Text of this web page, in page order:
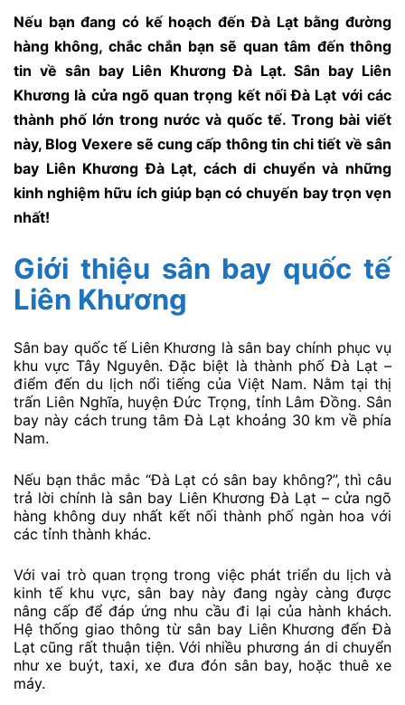
Nếu bạn đang có kế hoạch đến Đà Lạt bằng đường
hàng không, chắc chắn bạn sẽ quan tâm đến thông
tin về sân bay Liên Khương Đà Lạt. Sân bay Liên
Khương là cửa ngõ quan trọng kết nối Đà Lạt với các
thành phố lớn trong nước và quốc tế. Trong bài viết
này, Blog Vexere sẽ cung cấp thông tin chi tiết về sân
bay Liên Khương Đà Lạt, cách di chuyển và những
kinh nghiệm hữu ích giúp bạn có chuyến bay trọn vẹn
nhất!
Giới thiệu sân bay quốc tế
Liên Khương
Sân bay quốc tế Liên Khương là sân bay chính phục vụ
khu vực Tây Nguyên. Đặc biệt là thành phố Đà Lạt –
điểm đến du lịch nổi tiếng của Việt Nam. Nằm tại thị
trấn Liên Nghĩa, huyện Đức Trọng, tỉnh Lâm Đồng. Sân
bay này cách trung tâm Đà Lạt khoảng 30 km về phía
Nam.
Nếu bạn thắc mắc “Đà Lạt có sân bay không?”, thì câu
trả lời chính là sân bay Liên Khương Đà Lạt – cửa ngõ
hàng không duy nhất kết nối thành phố ngàn hoa với
các tỉnh thành khác.
Với vai trò quan trọng trong việc phát triển du lịch và
kinh tế khu vực, sân bay này đang ngày càng được
nâng cấp để đáp ứng nhu cầu đi lại của hành khách.
Hệ thống giao thông từ sân bay Liên Khương đến Đà
Lạt cũng rất thuận tiện. Với nhiều phương án di chuyển
như xe buýt, taxi, xe đưa đón sân bay, hoặc thuê xe
máy.